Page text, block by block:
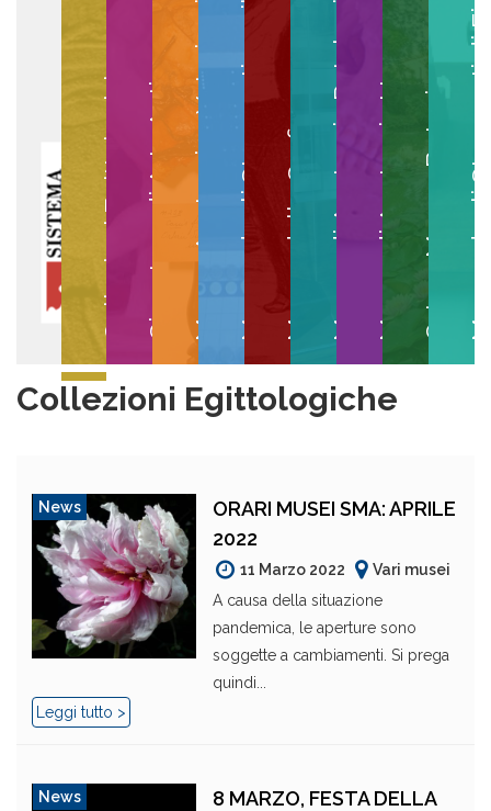
Collezioni EgittologicheGipsoteca di Arte AnticaMuseo Anatomico VeterinarioMuseo degli Strumenti per il CalcoloMuseo della GraficaMuseo di Anatomia PatologicaMuseo di Anatomia UmanaOrto e Museo BotanicoMuseo degli
Collezioni Egittologiche
News
ORARI MUSEI SMA: APRILE
2022
11 Marzo 2022
Vari musei
A causa della situazione
pandemica, le aperture sono
soggette a cambiamenti. Si prega
quindi...
Leggi tutto >
News
8 MARZO, FESTA DELLA